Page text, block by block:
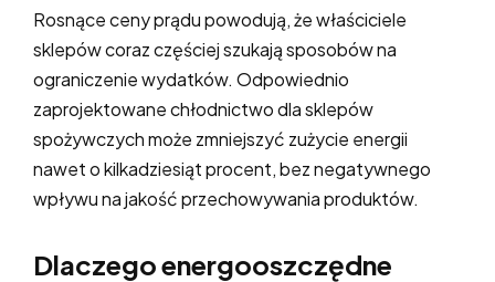
Rosnące ceny prądu powodują, że właściciele
sklepów coraz częściej szukają sposobów na
ograniczenie wydatków. Odpowiednio
zaprojektowane chłodnictwo dla sklepów
spożywczych może zmniejszyć zużycie energii
nawet o kilkadziesiąt procent, bez negatywnego
wpływu na jakość przechowywania produktów.
Dlaczego energooszczędne